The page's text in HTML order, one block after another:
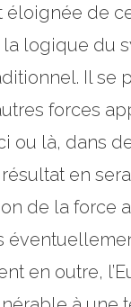
éloignée de
la logique du
Il se
forces
ou là, dans
en
de la force
en outre,